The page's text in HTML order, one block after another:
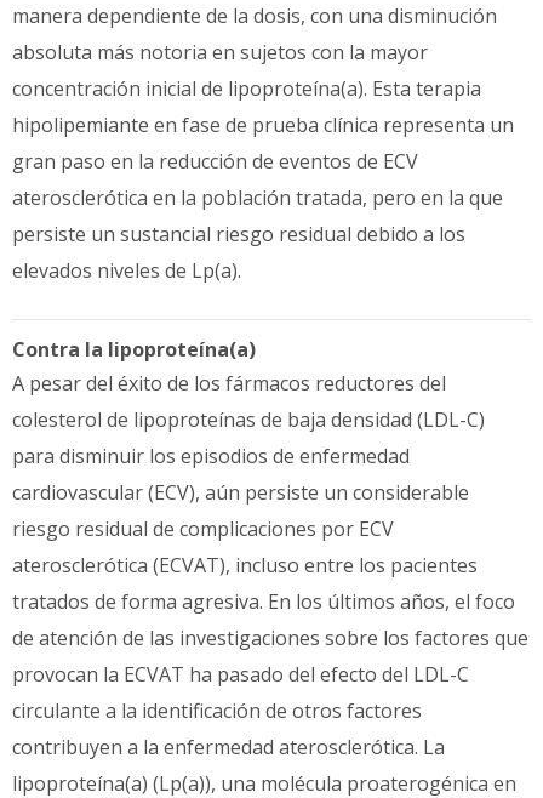
manera dependiente de la dosis, con una disminución
absoluta más notoria en sujetos con la mayor
concentración inicial de lipoproteína(a). Esta terapia
hipolipemiante en fase de prueba clínica representa un
gran paso en la reducción de eventos de ECV
aterosclerótica en la población tratada, pero en la que
persiste un sustancial riesgo residual debido a los
elevados niveles de Lp(a).
Contra la lipoproteína(a)
A pesar del éxito de los fármacos reductores del
colesterol de lipoproteínas de baja densidad (LDL-C)
para disminuir los episodios de enfermedad
cardiovascular (ECV), aún persiste un considerable
riesgo residual de complicaciones por ECV
aterosclerótica (ECVAT), incluso entre los pacientes
tratados de forma agresiva. En los últimos años, el foco
de atención de las investigaciones sobre los factores que
provocan la ECVAT ha pasado del efecto del LDL-C
circulante a la identificación de otros factores
contribuyen a la enfermedad aterosclerótica. La
lipoproteína(a) (Lp(a)), una molécula proaterogénica en